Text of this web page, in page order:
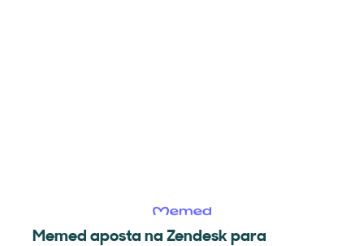
Memed aposta na Zendesk para